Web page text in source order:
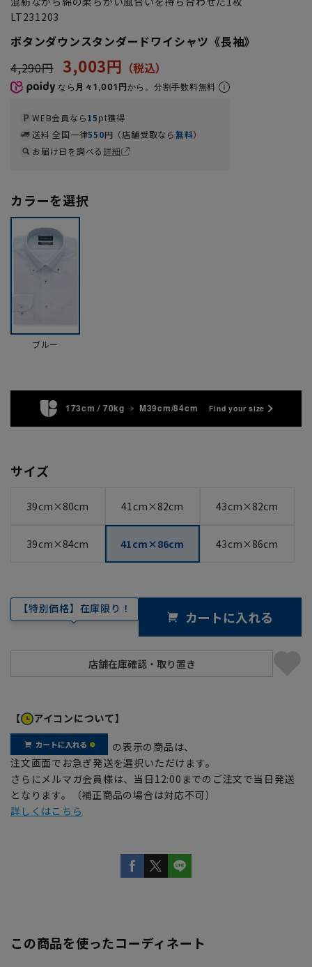
LT231203
ボタンダウンスタンダードワイシャツ《長袖》
4,290円 3,003円
なら 月々1,001円から。分割手数料無料
WEB会員なら15pt獲得
送料 全国一律550円（店舗受取なら無料）
お届け日を調べる詳細
カラーを選択
ブルー
173cm / 70kg M39cm/84cm Find your size
サイズ
39cm×80cm 41cm×82cm 43cm×82cm
39cm×84cm 41cm×86cm 43cm×86cm
【特別価格】在庫限り！ カートに入れる
【 アイコンについて】
の表示の商品は、
注文画面でお急ぎ発送を選択いただけます。
さらにメルマガ会員様は、当日12:00までのご注文で当日発送
となります。（補正商品の場合は対応不可）
詳しくはこちら
この商品を使ったコーディネート